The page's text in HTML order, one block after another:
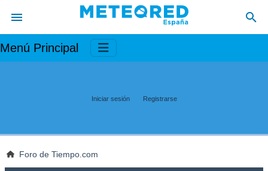
Menú Principal
Iniciar sesión Registrarse
Foro de Tiempo.com